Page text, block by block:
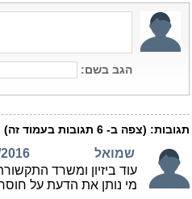
הגב בשם:
תגובות: (צפה ב- 6 תגובות בעמוד זה)
שמואל
עוד ביזיון ומשרד
מי נותן את הדעת על